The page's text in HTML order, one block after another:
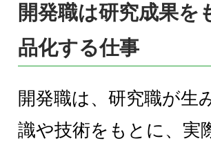
開発職は研究成果を
品化する仕事
開発職は、研究職が生
識や技術をもとに、実